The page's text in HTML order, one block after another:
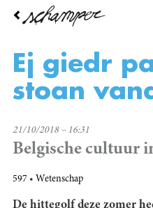
Overslaan
inhoud
Ej giedr pattaten
stoan
21/10/2018 – 16:31
Belgische cultuur
597 Wetenschap
De hittegolf deze zomer